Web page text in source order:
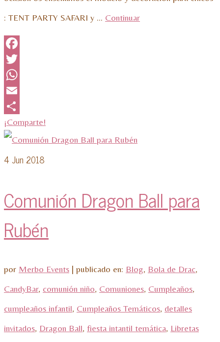
: TENT PARTY SAFARI y … Continuar
Facebook
Twitter
WhatsApp
Email
¡Comparte!
4 Jun 2018
Comunión Dragon Ball para
Rubén
por Merbo Events | publicado en: Blog, Bola de Drac,
CandyBar, comunión niño, Comuniones, Cumpleaños,
cumpleaños infantil, Cumpleaños Temáticos, detalles
invitados, Dragon Ball, fiesta intantil temática, Libretas